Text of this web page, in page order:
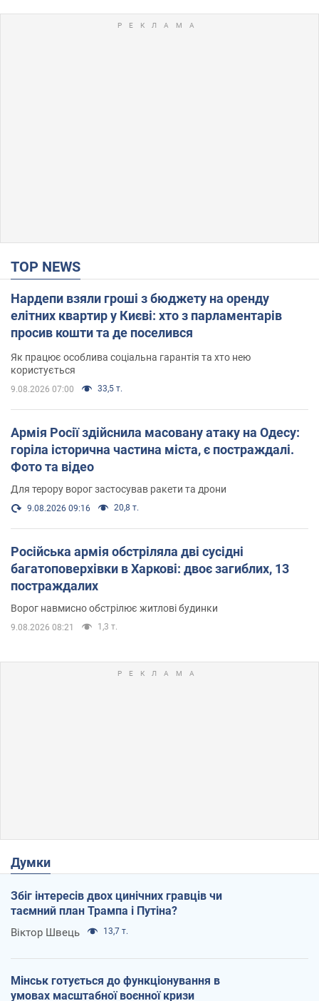
TOP NEWS
Нардепи взяли гроші з бюджету на оренду
елітних квартир у Києві: хто з парламентарів
просив кошти та де поселився
Як працює особлива соціальна гарантія та хто нею
користується
9.08.2026 07:00 33,5 т.
Армія Росії здійснила масовану атаку на Одесу:
горіла історична частина міста, є постраждалі.
Фото та відео
Для терору ворог застосував ракети та дрони
9.08.2026 09:16 20,8 т.
Російська армія обстріляла дві сусідні
багатоповерхівки в Харкові: двоє загиблих, 13
постраждалих
Ворог навмисно обстрілює житлові будинки
9.08.2026 08:21 1,3 т.
Думки
Збіг інтересів двох цинічних гравців чи
таємний план Трампа і Путіна?
Віктор Швець 13,7 т.
Мінськ готується до функціонування в
умовах масштабної воєнної кризи